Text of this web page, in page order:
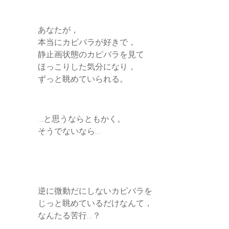
あなたが，
本当にカピバラが好きで，
静止画状態のカピバラを見て
ほっこりした気分になり，
ずっと眺めていられる。
…と思うならともかく。
そうでないなら…
逆に微動だにしないカピバラを
じっと眺めているだけなんて，
なんたる苦行…？